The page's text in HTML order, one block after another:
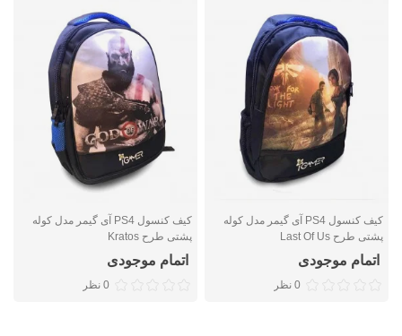
کیف کنسول PS4 آی گیمر مدل کوله
پشتی طرح Last Of Us
اتمام موجودی
0 نظر
کیف کنسول PS4 آی گیمر مدل کوله
پشتی طرح Kratos
اتمام موجودی
0 نظر